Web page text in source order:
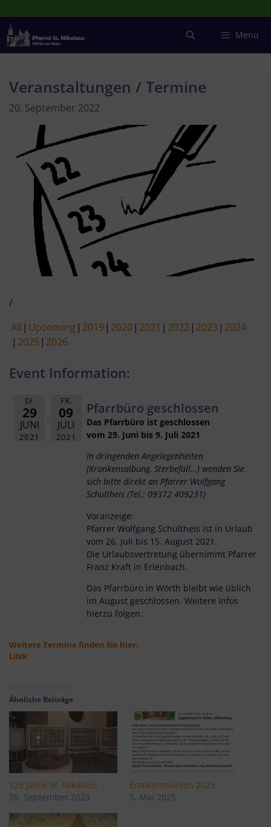
Inhalt
springen
Menu
Veranstaltungen / Termine
20. September 2022
/
All Upcoming 2019 2020 2021 2022 2023 2024
2025 2026
Event Information:
DI.
29
JUNI
2021
FR.
09
JULI
2021
Pfarrbüro geschlossen
Das Pfarrbüro ist geschlossen
vom 29. Juni bis 9. Juli 2021
In dringenden Angelegenheiten
(Krankensalbung, Sterbefall…) wenden Sie
sich bitte direkt an Pfarrer Wolfgang
Schultheis (Tel.: 09372 409231)
Voranzeige:
Pfarrer Wolfgang Schultheis ist in Urlaub
vom 26. Juli bis 15. August 2021.
Die Urlaubsvertretung übernimmt Pfarrer
Franz Kraft in Erlenbach.
Das Pfarrbüro in Wörth bleibt wie üblich
im August geschlossen. Weitere Infos
hierzu folgen.
Weitere Termine finden Sie hier:
LINK
Ähnliche Beiträge
125 Jahre St. Nikolaus
26. September 2023
Erstkommunion 2025
5. Mai 2025